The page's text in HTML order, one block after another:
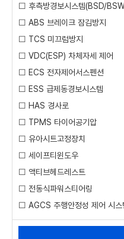
☐ 후측방경보시스템(BSD/
☐ ABS 브레이크 잠김방지
☐ TCS 미끄럼방지
☐ VDC(ESP) 차체자세 제어
☐ ECS 전자제어서스펜션
☐ ESS 급제동경보시스템
☐ HAS 경사로
☐ TPMS 타이어공기압
☐ 유아시트고정장치
☐ 세이프티윈도우
☐ 액티브헤드레스트
☐ 전동식파워스티어링
☐ AGCS 주행안정성 제어 시스